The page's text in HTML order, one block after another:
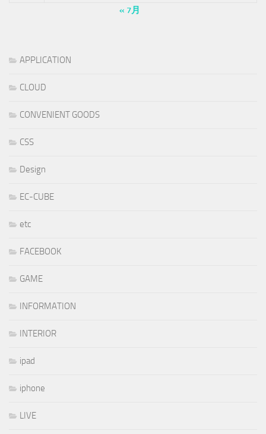
« 7月
APPLICATION
CLOUD
CONVENIENT GOODS
CSS
Design
EC-CUBE
etc
FACEBOOK
GAME
INFORMATION
INTERIOR
ipad
iphone
LIVE